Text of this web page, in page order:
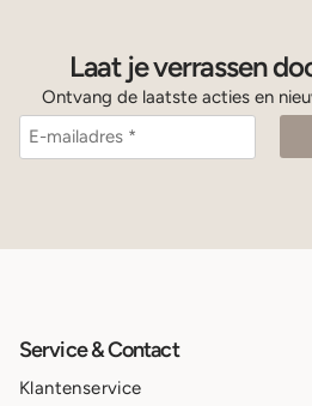
Laat je verrassen
Ontvang de laatste acties en
Service & Contact
Klantenservice